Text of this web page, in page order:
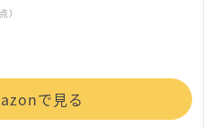
）
で見る